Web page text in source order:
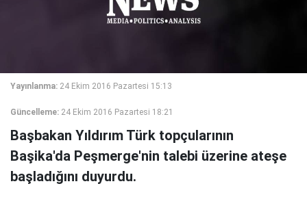
Yayınlanma: 24 Ekim 2016 Pazartesi 15:13
Güncelleme: 24 Ekim 2016 Pazartesi 18:21
Başbakan Yıldırım Türk topçularının
Başika'da Peşmerge'nin talebi üzerine ateşe
başladığını duyurdu.